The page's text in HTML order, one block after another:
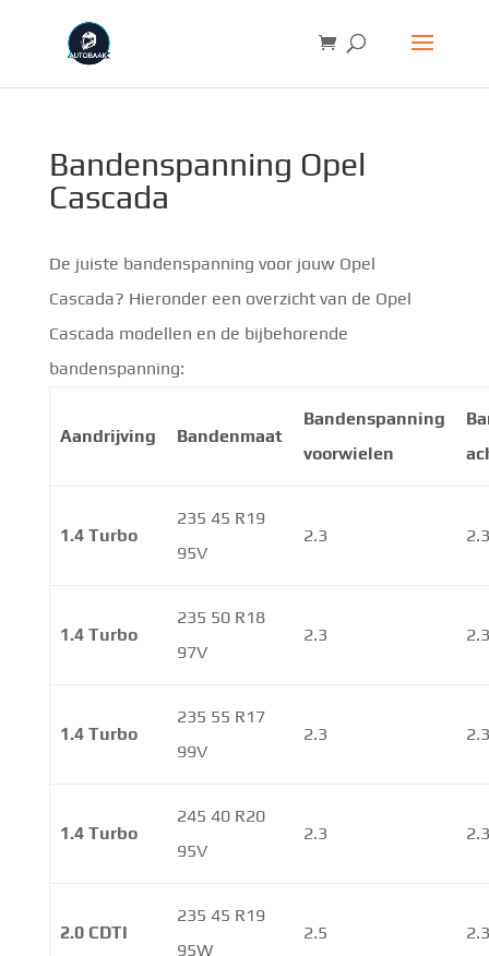
Bandenspanning Opel
Cascada
De juiste bandenspanning voor jouw Opel
Cascada? Hieronder een overzicht van de Opel
Cascada modellen en de bijbehorende
bandenspanning:
Aandrijving Bandenmaat
Bandenspanning
voorwielen
1.4 Turbo
235 45 R19
95V
2.3
1.4 Turbo
235 50 R18
97V
2.3
1.4 Turbo
235 55 R17
99V
2.3
1.4 Turbo
245 40 R20
95V
2.3
2.0 CDTI
235 45 R19
95W
2.5